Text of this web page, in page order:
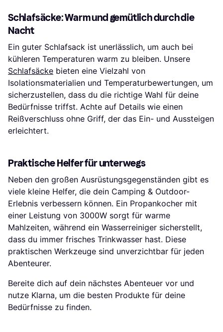
Schlafsäcke: Warm und gemütlich durch die
Nacht
Ein guter Schlafsack ist unerlässlich, um auch bei
kühleren Temperaturen warm zu bleiben. Unsere
Schlafsäcke bieten eine Vielzahl von
Isolationsmaterialien und Temperaturbewertungen, um
sicherzustellen, dass du die richtige Wahl für deine
Bedürfnisse triffst. Achte auf Details wie einen
Reißverschluss ohne Griff, der das Ein- und Aussteigen
erleichtert.
Praktische Helfer für unterwegs
Neben den großen Ausrüstungsgegenständen gibt es
viele kleine Helfer, die dein Camping & Outdoor-
Erlebnis verbessern können. Ein Propankocher mit
einer Leistung von 3000W sorgt für warme
Mahlzeiten, während ein Wasserreiniger sicherstellt,
dass du immer frisches Trinkwasser hast. Diese
praktischen Werkzeuge sind unverzichtbar für jeden
Abenteurer.
Bereite dich auf dein nächstes Abenteuer vor und
nutze Klarna, um die besten Produkte für deine
Bedürfnisse zu finden.